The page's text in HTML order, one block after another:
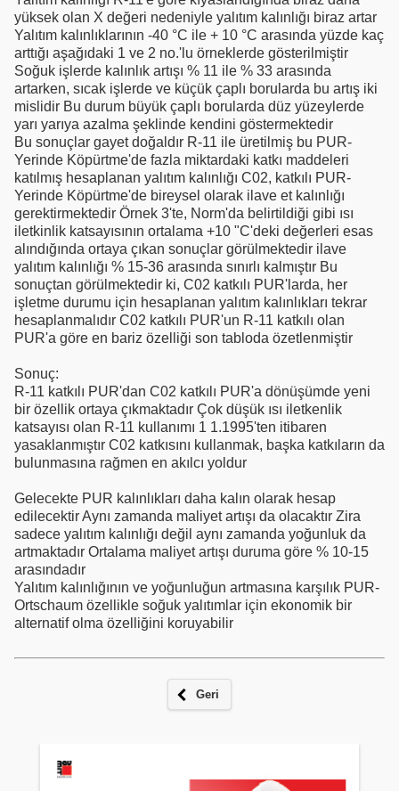
yüksek olan X değeri nedeniyle yalıtım kalınlığı biraz artar
Yalıtım kalınlıklarının -40 °C ile + 10 °C arasında yüzde kaç
arttığı aşağıdaki 1 ve 2 no.'lu örneklerde gösterilmiştir
Soğuk işlerde kalınlık artışı % 11 ile % 33 arasında
artarken, sıcak işlerde ve küçük çaplı borularda bu artış iki
mislidir Bu durum büyük çaplı borularda düz yüzeylerde
yarı yarıya azalma şeklinde kendini göstermektedir
Bu sonuçlar gayet doğaldır R-11 ile üretilmiş bu PUR-
Yerinde Köpürtme'de fazla miktardaki katkı maddeleri
katılmış hesaplanan yalıtım kalınlığı C02, katkılı PUR-
Yerinde Köpürtme'de bireysel olarak ilave et kalınlığı
gerektirmektedir Örnek 3'te, Norm'da belirtildiği gibi ısı
iletkinlik katsayısının ortalama +10 "C'deki değerleri esas
alındığında ortaya çıkan sonuçlar görülmektedir ilave
yalıtım kalınlığı % 15-36 arasında sınırlı kalmıştır Bu
sonuçtan görülmektedir ki, C02 katkılı PUR'larda, her
işletme durumu için hesaplanan yalıtım kalınlıkları tekrar
hesaplanmalıdır C02 katkılı PUR'un R-11 katkılı olan
PUR'a göre en bariz özelliği son tabloda özetlenmiştir
Sonuç:
R-11 katkılı PUR'dan C02 katkılı PUR'a dönüşümde yeni
bir özellik ortaya çıkmaktadır Çok düşük ısı iletkenlik
katsayısı olan R-11 kullanımı 1 1.1995'ten itibaren
yasaklanmıştır C02 katkısını kullanmak, başka katkıların da
bulunmasına rağmen en akılcı yoldur
Gelecekte PUR kalınlıkları daha kalın olarak hesap
edilecektir Aynı zamanda maliyet artışı da olacaktır Zira
sadece yalıtım kalınlığı değil aynı zamanda yoğunluk da
artmaktadır Ortalama maliyet artışı duruma göre % 10-15
arasındadır
Yalıtım kalınlığının ve yoğunluğun artmasına karşılık PUR-
Ortschaum özellikle soğuk yalıtımlar için ekonomik bir
alternatif olma özelliğini koruyabilir
Geri